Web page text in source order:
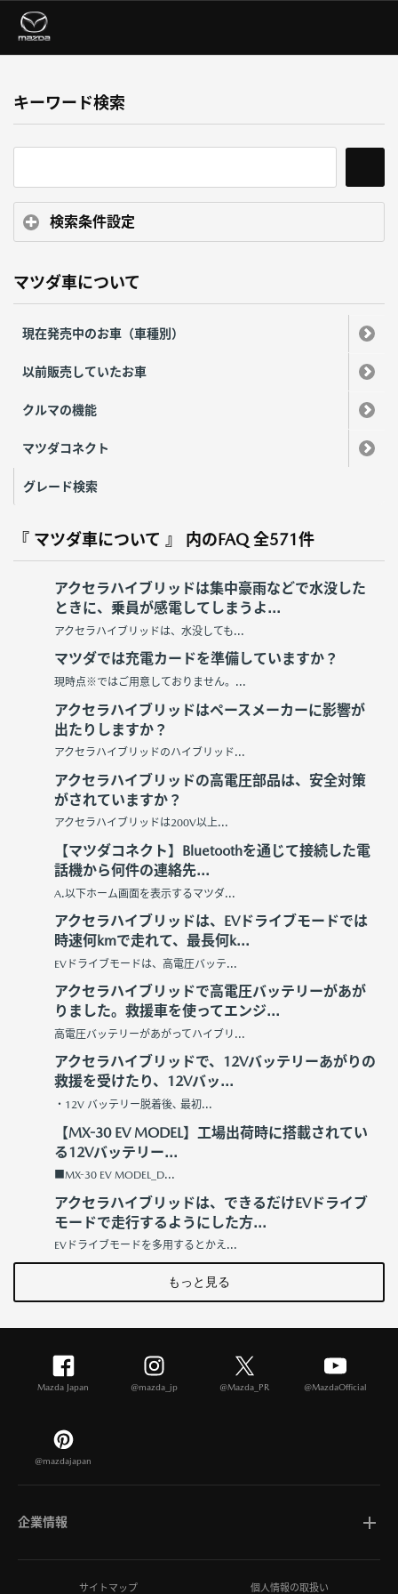
キーワード検索
検索条件設定
マツダ車について
現在発売中のお車（車種別）
以前販売していたお車
クルマの機能
マツダコネクト
グレード検索
『 マツダ車について 』 内のFAQ 全571件
アクセラハイブリッドは集中豪雨などで水没した
ときに、乗員が感電してしまうよ...
アクセラハイブリッドは、水没しても...
マツダでは充電カードを準備していますか？
現時点※ではご用意しておりません。...
アクセラハイブリッドはペースメーカーに影響が
出たりしますか？
アクセラハイブリッドのハイブリッド...
アクセラハイブリッドの高電圧部品は、安全対策
がされていますか？
アクセラハイブリッドは200V以上...
【マツダコネクト】Bluetoothを通じて接続した電
話機から何件の連絡先...
A.以下ホーム画面を表示するマツダ...
アクセラハイブリッドは、EVドライブモードでは
時速何kmで走れて、最長何k...
EVドライブモードは、高電圧バッテ...
アクセラハイブリッドで高電圧バッテリーがあが
りました。救援車を使ってエンジ...
高電圧バッテリーがあがってハイブリ...
アクセラハイブリッドで、12Vバッテリーあがりの
救援を受けたり、12Vバッ...
・12V バッテリー脱着後､ 最初...
【MX-30 EV MODEL】工場出荷時に搭載されてい
る12Vバッテリー...
■MX-30 EV MODEL_D...
アクセラハイブリッドは、できるだけEVドライブ
モードで走行するようにした方...
EVドライブモードを多用するとかえ...
もっと見る
Mazda Japan @mazda_jp @Mazda_PR @MazdaOfficial
@mazdajapan
企業情報
マツダについてサイトマップ 個人情報の取扱い